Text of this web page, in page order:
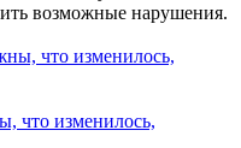
возможные нарушения.
что изменилось,